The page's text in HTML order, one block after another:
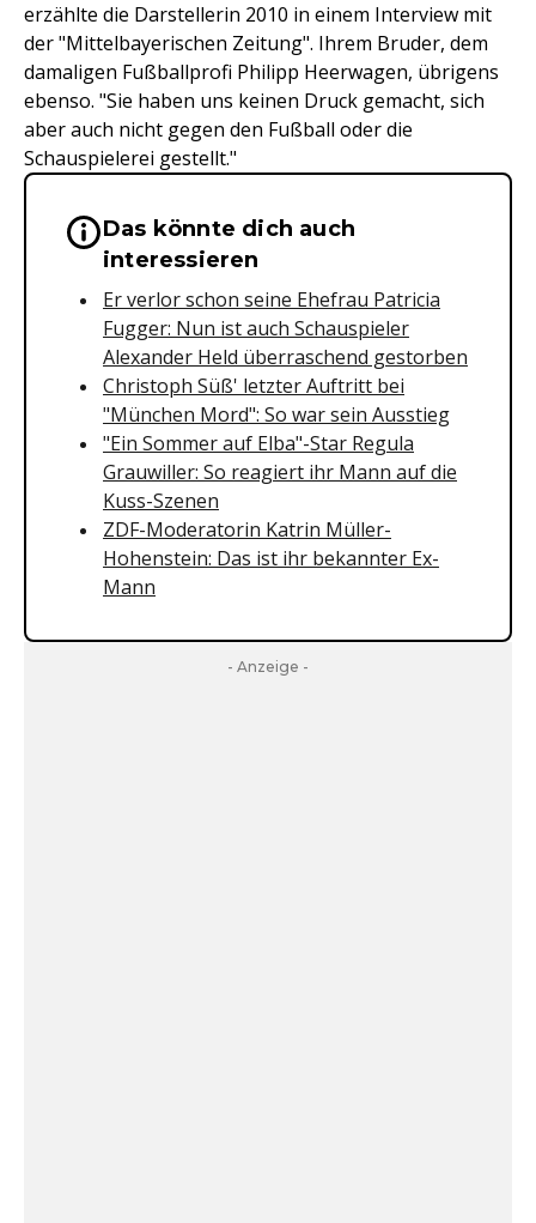
erzählte die Darstellerin 2010 in einem Interview mit
der "Mittelbayerischen Zeitung". Ihrem Bruder, dem
damaligen Fußballprofi Philipp Heerwagen, übrigens
ebenso. "Sie haben uns keinen Druck gemacht, sich
aber auch nicht gegen den Fußball oder die
Schauspielerei gestellt."
Wichtige Hinweise &
Das könnte dich auch
interessieren
Er verlor schon seine Ehefrau Patricia
Fugger: Nun ist auch Schauspieler
Alexander Held überraschend gestorben
Christoph Süß' letzter Auftritt bei
"München Mord": So war sein Ausstieg
"Ein Sommer auf Elba"-Star Regula
Grauwiller: So reagiert ihr Mann auf die
Kuss-Szenen
ZDF-Moderatorin Katrin Müller-
Hohenstein: Das ist ihr bekannter Ex-
Mann
- Anzeige -